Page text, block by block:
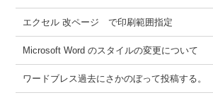
エクセル 改ページ で印刷範囲指定
Microsoft Word のスタイルの変更について
ワードブレス過去にさかのぼって投稿する。